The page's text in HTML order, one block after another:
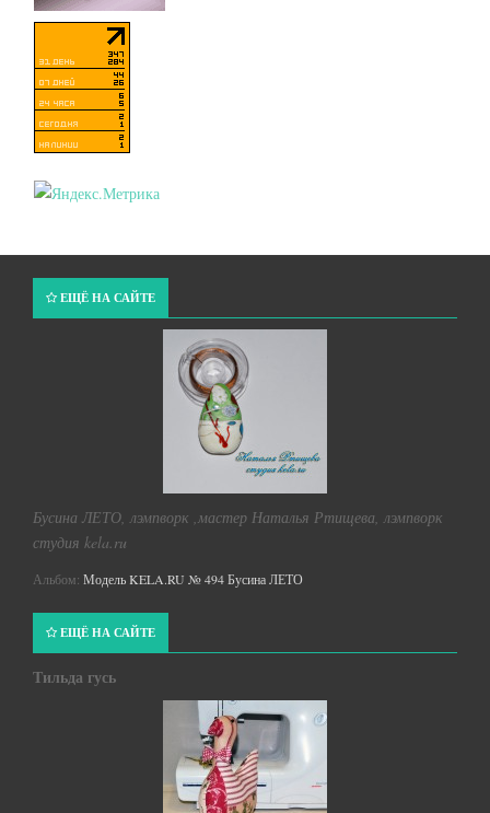
ЕЩЁ НА САЙТЕ
Бусина ЛЕТО, лэмпворк ,мастер Наталья Ртищева, лэмпворк
студия kela.ru
Альбом: Модель KELA.RU № 494 Бусина ЛЕТО
ЕЩЁ НА САЙТЕ
Тильда гусь